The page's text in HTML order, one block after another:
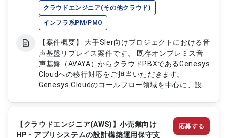
クラウドエンジニア(その他クラウド)
インフラ系PM/PMO
【案件概要】 大手SIer向けプロジェクトにおける音
声基盤リプレイス案件です。 既存オンプレミス音
声基盤（AVAYA）からクラウドPBXであるGenesys
Cloudへの移行対応をご担当いただきます。
Genesys Cloudのコールフロー領域を中心に、設計
です。 クラウドコンタクトセンター基盤への更改
プロジェクトに携わることができる案件となりま
す。 【作業内容】 ・Genesys Cloudのコールフロ
【クラウドエンジニア(AWS)】小売業向け
HP・アプリシステムの設計構築運用保守支
応募する